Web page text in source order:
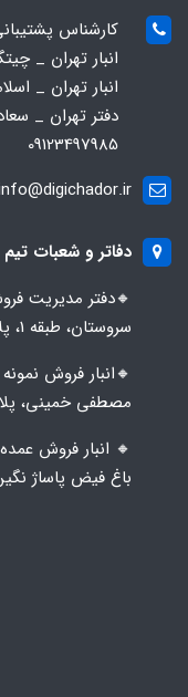
کارشناس پشتیبانی :
انبار تهران _ چیتگر : 02144783796 -
انبار تهران _ اسلامشهر: 02156698904
09123497985
دفاتر و شعبات
🔸️​​دفتر مدیریت
سروستان، طبقه 1، پلاک 54
🔸️​​انبار فروش
مصطفی خمینی،
🔸️ انبار فروش
باغ فیض پاساژ